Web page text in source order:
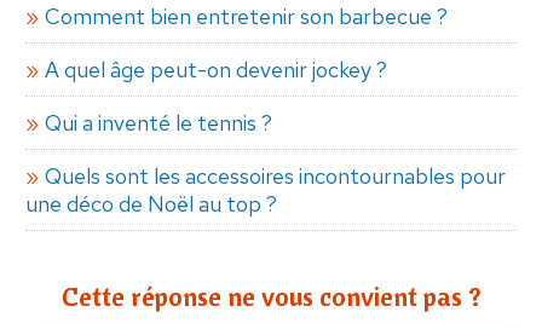
Comment bien entretenir son barbecue ?
A quel âge peut-on devenir jockey ?
Qui a inventé le tennis ?
Quels sont les accessoires incontournables pour
une déco de Noël au top ?
Cette réponse ne vous convient pas ?